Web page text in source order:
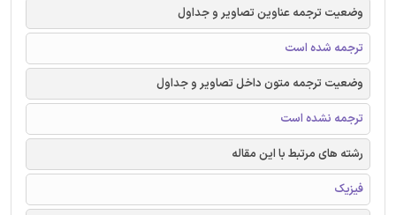
وضعیت ترجمه عناوین تصاویر و جداول
ترجمه شده است
وضعیت ترجمه متون داخل تصاویر و جداول
ترجمه نشده است
رشته های مرتبط با این مقاله
فیزیک